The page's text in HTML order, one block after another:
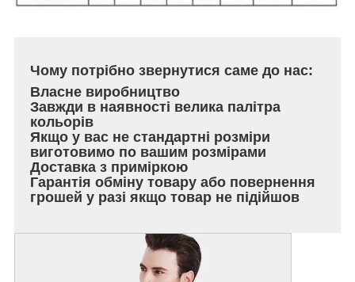
Чому потрібно звернутися саме до нас:
Власне виробництво
Завжди в наявності велика палітра
кольорів
Якщо у вас не стандартні розміри
виготовимо по вашим розмірами
Доставка з приміркою
Гарантія обміну товару або повернення
грошей у разі якщо товар не підійшов